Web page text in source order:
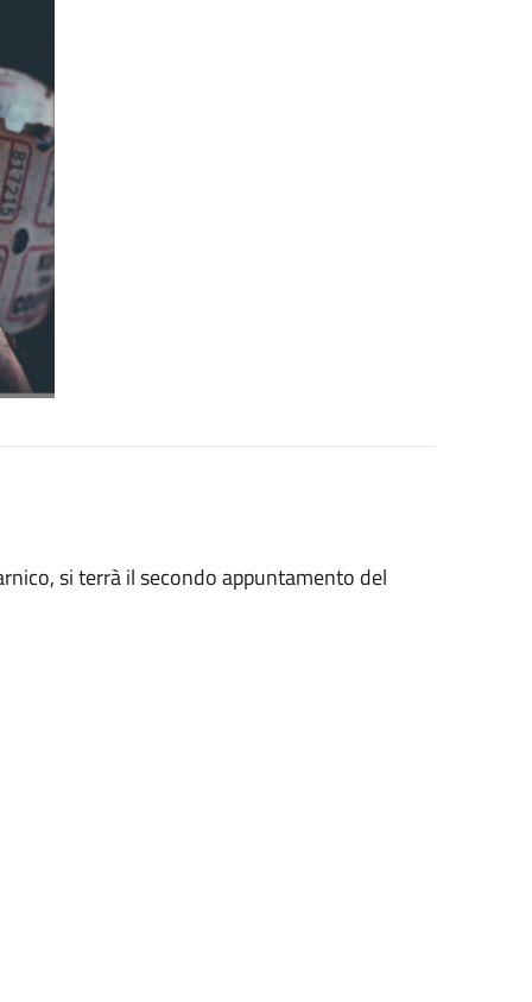
si terrà il secondo appuntamento del